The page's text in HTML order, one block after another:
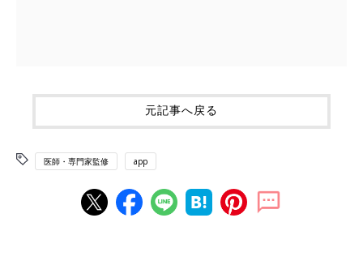
元記事へ戻る
医師・専門家監修 app